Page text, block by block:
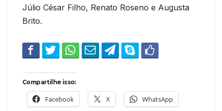
Júlio César Filho, Renato Roseno e Augusta
Brito.
Compartilhe isso:
Facebook X WhatsApp